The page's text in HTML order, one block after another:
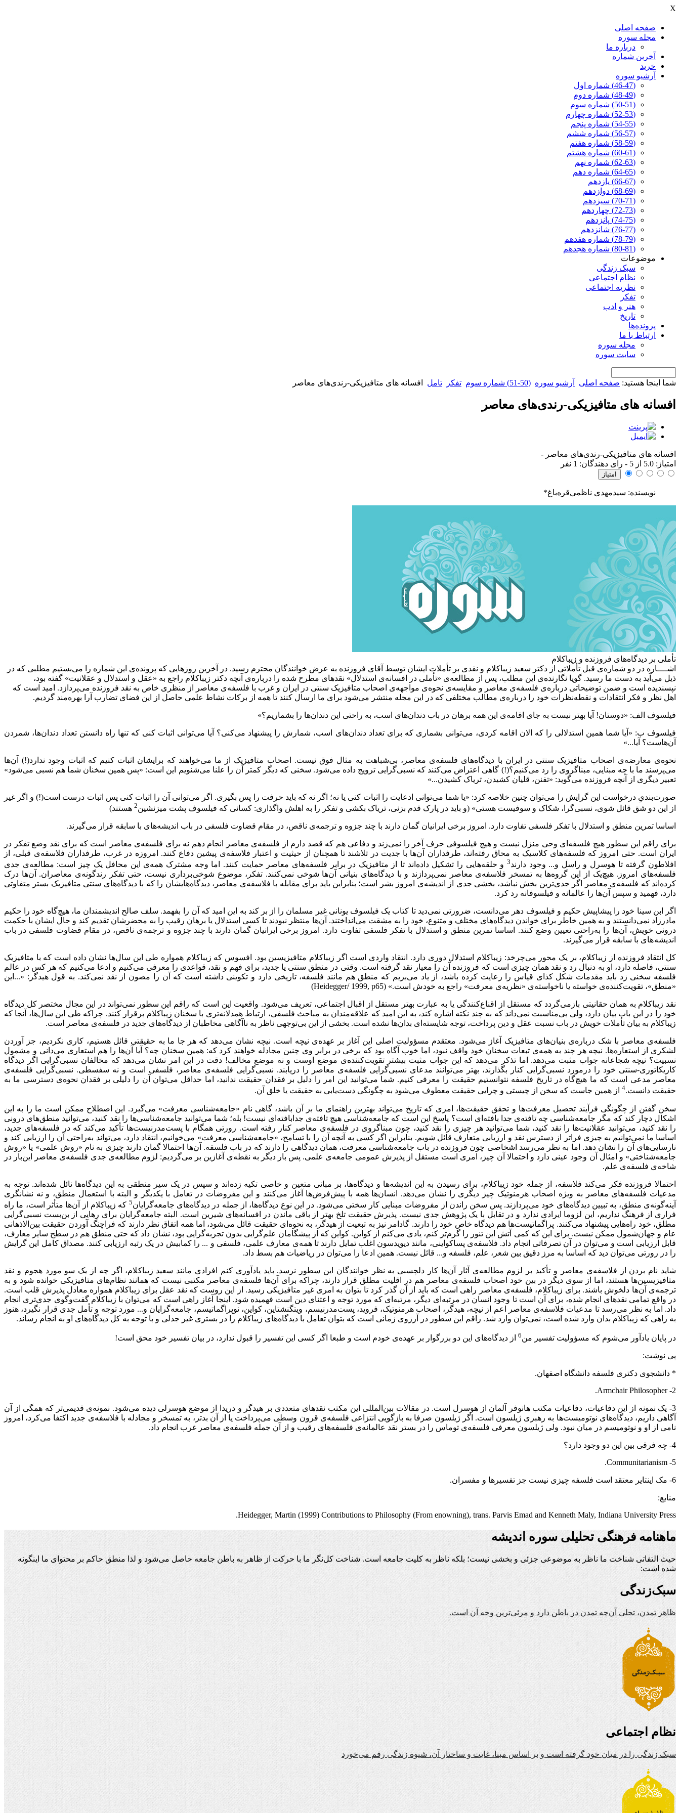
X
صفحه اصلی
مجله سوره
درباره ما
آخرين شماره
خرید
آرشیو سوره
(46-47) شماره اول
(48-49) شماره دوم
(50-51) شماره سوم
(52-53) شماره چهارم
(54-55) شماره پنجم
(56-57) شماره ششم
(58-59) شماره هفتم
(60-61) شماره هشتم
(62-63) شماره نهم
(64-65) شماره دهم
(66-67) یازدهم
(68-69) دوازدهم
(70-71) سیزدهم
(72-73) چهاردهم
(74-75) پانزدهم
(76-77) شانزدهم
(78-79) شماره هفدهم
(80-81) شماره هجدهم
موضوعات
سبک زندگی
نظام اجتماعی
نظریه اجتماعی
تفکر
هنر و ادب
تاریخ
پرونده‌ها
ارتباط با ما
مجله سوره
سایت سوره
شما اینجا هستید: صفحه اصلی آرشیو سوره (50-51) شماره سوم تفکر تامل افسانه های متافیزیکی-رندی‌های معاصر
افسانه های متافیزیکی-رندی‌های معاصر
افسانه های متافیزیکی-رندی‌های معاصر -
امتياز: 5.0 از 5 - رای دهندگان: 1 نفر
نویسنده: سیدمهدی ناظمی‌قره‌باغ*
تأملی بر دیدگاه‌های فروزنده و زیباکلام
اشــــاره در دو شماره‌ی قبل تأملاتی از دکتر سعید زیباکلام و نقدی بر تأملات ایشان توسط آقای فروزنده به عرض خوانندگان محترم رسید. در آخرین روزهایی که پرونده‌ی این شماره را می‌بستیم مطلبی که در
ذیل می‌آید به دست ما رسید. گویا نگارنده‌ی این مطلب، پس از مطالعه‌ی «تأملی در افسانه‌ی استدلال» نقدهای مطرح شده را درباره‌ی آنچه دکتر زیباکلام راجع به «عقل و استدلال و عقلانیت» گفته بود،
نپسندیده است و ضمن توضیحاتی درباره‌ی فلسفه‌ی معاصر و مقایسه‌ی نحوه‌ی مواجهه‌ی اصحاب متافیزیک سنتی در ایران و غرب با فلسفه‌ی معاصر از منظری خاص به نقد فروزنده می‌پردازد. امید است که
اهل نظر و فکر انتقادات و نقطه‌نظرات خود را درباره‌ی‌ مطالب مختلفی که در این مجله منتشر می‌شود برای ما ارسال کنند تا همه از برکات نشاط علمی حاصل از این فضای تضارب آرا بهره‌مند گردیم.
فیلسوف الف: «دوستان! آیا بهتر نیست به جای اقامه‌ی این همه برهان در باب دندان‌های اسب، به راحتی این دندان‌ها را بشماریم؟»
فیلسوف ب: «آیا شما همین استدلالی را که الان اقامه کردی، می‌توانی بشماری که برای تعداد دندان‌های اسب، شمارش را پیشنهاد می‌کنی؟ آیا می‌توانی اثبات کنی که تنها راه دانستن تعداد دندان‌ها، شمردن
آن‌هاست؟ آیا...»
نحوه‌ی معارضه‌ی اصحاب متافیزیک سنتی در ایران با دیدگاه‌های فلسفه‌ی معاصر، بی‌شباهت به مثال فوق نیست. اصحاب متافیزیک از ما می‌خواهند که برایشان اثبات کنیم که اثبات وجود ندارد(!) آن‌ها
می‌پرسند ما با چه مبنایی، مبناگروی را رد می‌کنیم؟(!) گاهی اعتراض می‌کنند که نسبی‌گرایی ترویج داده می‌شود. سخنی که دیگر کمتر آن را علنا می‌شنویم این است: «پس همین سخنان شما هم نسبی می‌شود»
تعبیر دیگری از آنچه فروزنده می‌گوید: «تفنن، قلیان کشیدن، تریاک کشیدن...»
صورت‌بندیِ درخواست این گرایش را می‌توان چنین خلاصه کرد: «یا شما می‌توانی ادعایت را اثبات کنی یا نه؛ اگر نه که باید حرفت را پس بگیری. اگر می‌توانی آن را اثبات کنی پس اثبات درست است(!) و اگر غیر
از این دو شق قائل شوی، نسبی‌گرا، شکاک و سوفیست هستی» (و باید در پارک قدم بزنی، تریاک بکشی و تفکر را به اهلش واگذاری: کسانی که فیلسوف پشت میزنشین2 هستند)
اساسا تمرین منطق و استدلال با تفکر فلسفی تفاوت دارد. امروز برخی ایرانیان گمان دارند با چند جزوه و ترجمه‌ی ناقص، در مقام قضاوت فلسفی در باب اندیشه‌های با سابقه قرار می‌گیرند.
برای راقم این سطور هیچ فلسفه‌ای وحی منزل نیست و هیچ فیلسوفی حرف آخر را نمی‌زند و دفاعی هم که قصد دارم از فلسفه‌ی معاصر انجام دهم نه برای فلسفه‌ی معاصر است که برای نقد وضع تفکر در
ایران است. حتی امروز که فلسفه‌های کلاسیک به محاق رفته‌اند، طرفداران آن‌ها با جدیت در تلاشند تا همچنان از حیثیت و اعتبار فلاسفه‌ی پیشین دفاع کنند. امروزه در غرب، طرفداران فلاسفه‌ی قبلی، از
افلاطون گرفته تا هوسرل و راسل و... وجود دارند3 و حلقه‌هایی را تشکیل داده‌اند تا از متافیزیک در برابر فلسفه‌های معاصر حمایت کنند. اما وجه مشترک همه‌ی این محافل یک چیز است: مطالعه‌ی جدی
فلسفه‌های امروز. هیچ‌یک از این گروه‌ها به تمسخر فلاسفه‌ی معاصر نمی‌پردازند و با دیدگاه‌های بنیانی آن‌ها شوخی نمی‌کنند. تفکر، موضوع شوخی‌برداری نیست، حتی تفکر رندگونه‌ی معاصران. آن‌ها درک
کرده‌اند که فلسفه‌ی معاصر اگر جدی‌ترین بخش نباشد، بخشی جدی از اندیشه‌ی امروز بشر است؛ بنابراین باید برای مقابله با فلاسفه‌ی معاصر، دیدگاه‌هایشان را که با دیدگاه‌های سنتی متافیزیک بستر متفاوتی
دارد، فهمید و سپس آ‌ن‌ها را عالمانه و فیلسوفانه رد کرد.
اگر ابن‌ سینا خود را پیشاپیش حکیم و فیلسوف دهر می‌دانست، ضرورتی نمی‌دید تا کتاب یک فیلسوف یونانی غیر مسلمان را از بر کند به این امید که آن را بفهمد. سلف صالح اندیشمندان ما، هیچ‌گاه خود را حکیم
مادرزاد نمی‌دانستند و به همین خاطر برای خواندن دیدگاه‌های مختلف و متنوع، خود را به مشقت می‌انداختند. آن‌ها منتظر نبودند تا کسی استدلال یا برهان رقیب را به محضرشان تقدیم کند و حال ایشان با حکمت
درونی خویش، آن‌ها را به‌راحتی تعیین وضع کنند. اساسا تمرین منطق و استدلال با تفکر فلسفی تفاوت دارد. امروز برخی ایرانیان گمان دارند با چند جزوه و ترجمه‌ی ناقص، در مقام قضاوت فلسفی در باب
اندیشه های با سابقه قرار می‌گیرند.
کل انتقاد فروزنده از زیباکلام، بر یک محور می‌چرخد: زیباکلام استدلال دوری دارد. انتقاد واردی است اگر زیباکلام متافیزیسین بود. افسوس که زیباکلام همواره طی این سال‌ها نشان داده است که با متافیزیک
سنتی، فاصله دارد، او به دنبال رد و نقد همان چیزی است که فروزنده آن را معیار نقد گرفته است. وقتی در منطق سنتی یا جدید، برای فهم و نقد، قواعدی را معرفی می‌کنیم و ادعا می‌کنیم که هر کس در عالم
فلسفه سخنی زد باید مقدمات شکل کذای قیاس را رعایت کرده باشد، از یاد می‌بریم که منطق هم مانند فلسفه، تاریخی دارد و تکوینی داشته است که آن را مصون از نقد نمی‌کند. به قول هیدگر: «...این
«منطق»، تقویت‌کننده‌ی خواسته یا ناخواسته‌ی «نظریه‌ی معرفت» راجع به خودش است.» (Heidegger/ 1999, p65
)
نقد زیباکلام به همان حقانیتی بازمی‌گردد که مستقل از اقناع‌کنندگی یا به عبارت بهتر مستقل از اقبال اجتماعی، تعریف می‌شود. واقعیت این است که راقم این سطور نمی‌تواند در این مجال مختصر کل دیدگاه
خود را در این باب بیان دارد، ولی بی‌مناسبت نمی‌داند که به چند نکته اشاره کند، به این امید که علاقه‌مندان به مباحث فلسفی، ارتباط همدلانه‌تری با سخنان زیباکلام برقرار کنند. چراکه طی این سال‌ها، آنجا که
زیباکلام به بیان تأملات خویش در باب نسبت عقل و دین پرداخت، توجه شایسته‌ای بدان‌ها نشده است. بخشی از این بی‌توجهی ناظر به ناآگاهی مخاطبان از دیدگاه‌های جدید در فلسفه‌ی معاصر است.
فلسفه‌ی معاصر با شک درباره‌ی بنیان‌های متافیزیک آغاز می‌شود. معتقدم مسؤولیت اصلی این آغاز بر عهده‌ی نیچه است. نیچه نشان می‌دهد که هر جا ما به حقیقتی قائل هستیم، کاری نکردیم، جز آوردن
لشکری از استعاره‌ها. نیچه هر چند به همه‌ی تبعات سخنان خود واقف نبود، اما خوب آگاه بود که برخی در برابر وی چنین مجادله خواهند کرد که: همین سخنان چه؟ آیا آن‌ها را هم استعاری می‌دانی و مشمول
نسبیت؟ نیچه شجاعانه جواب مثبت می‌دهد. اما تذکر می‌دهد که این جواب مثبت بیشتر تقویت‌کننده‌ی موضع اوست و نه موضع مخالف! دقت در این امر نشان می‌دهد که مخالفان نسبی‌گرایی اگر دیدگاه
کاریکاتوری-سنتی خود را درمورد نسبی‌گرایی کنار بگذارند، بهتر می‌توانند مدعای نسبی‌گرایی فلسفه‌ی معاصر را دریابند. نسبی‌گرایی فلسفه‌ی معاصر، فلسفی است و نه سفسطی. نسبی‌گرایی فلسفه‌ی
معاصر مدعی است که ما هیچ‌گاه در تاریخ فلسفه نتوانستیم حقیقت را معرفی کنیم. شما می‌توانید این امر را دلیل بر فقدان حقیقت ندانید، اما حداقل می‌توان آن را دلیلی بر فقدان نحوه‌ی دسترسی ما به
حقیقت دانست.4 از همین جاست که سخن از چیستی و چرایی حقیقت معطوف می‌شود به چگونگی دست‌یابی به حقیقت یا خلق آن.
سخن گفتن از چگونگی فرآیند تحصیل معرفت‌ها و تحقق حقیقت‌ها، امری که تاریخ می‌تواند بهترین راهنمای ما بر آن باشد، گاهی نام «جامعه‌شناسی معرفت» می‌گیرد. این اصطلاح ممکن است ما را به این
اشکال دچار کند که مگر جامعه‌شناسی چه تافته‌ی جدا بافته‌ای است؟ پاسخ این است که جامعه‌شناسی هیچ تافته‌ی جدابافته‌ای نیست! بله؛ شما می‌توانید جامعه‌شناسی‌ها را نقد کنید، می‌توانید منطق‌های درونی
را نقد کنید، می‌توانید عقلانیت‌ها را نقد کنید، شما می‌توانید هر چیزی را نقد کنید، چون مبناگروی در فلسفه‌ی معاصر کنار رفته است. رورتی همگام با پست‌مدرنیست‌ها تأکید می‌کند که در فلسفه‌های جدید،
اساسا ما نمی‌توانیم به چیزی فراتر از دسترس نقد و ارزیابی متعارف قائل شویم. بنابراین اگر کسی به آنچه آن را با تسامح، «جامعه‌شناسی معرفت» می‌خوانیم، انتقاد دارد، می‌تواند به‌راحتی آن را ارزیابی کند و
نارسایی‌های آن را نشان دهد. اما به نظر می‌رسد اشخاصی چون فروزنده در باب جامعه‌شناسی معرفت، همان دیدگاهی را دارند که در باب فلسفه. آن‌ها احتمالا گمان دارند چیزی به نام «روش علمی» یا «روش
جامعه‌شناختی» و امثال آن وجود عینی دارد و احتمالا آن چیز، امری است مستقل از پذیرش عمومی جامعه‌ی علمی. پس بار دیگر به نقطه‌ی آغازین بر می‌گردیم: لزوم مطالعه‌ی جدی فلسفه‌ی معاصر این‌بار در
شاخه‌ی فلسفه‌ی علم.
احتمالا فروزنده فکر می‌کند فلاسفه، از جمله خود زیباکلام، برای رسیدن به این اندیشه‌ها و دیدگاه‌ها، بر مبانی متعین و خاصی تکیه زده‌اند و سپس در یک سیر منطقی به این دیدگاه‌ها نائل شده‌اند. توجه به
مدعیات فلسفه‌های معاصر به ویژه اصحاب هرمنوتیک چیز دیگری را نشان می‌دهد. انسان‌ها همه با پیش‌فرض‌ها آغاز می‌کنند و این مفروضات در تعامل با یکدیگر و البته با استعمال منطق، و نه نشانگری
آینه‌گونه‌ی منطق، به تبیین دیدگاه‌های خود می‌پردازند. پس سخن راندن از مفروضات مبنایی کار سختی می‌شود. در این نوع دیدگاه‌ها، از جمله در دیدگاه‌های جامعه‌گرایان5 که زیباکلام از آن‌ها متأثر است، ما راه
فراری از فرهنگ نداریم، این لزوما ایرادی ندارد و در تقابل با یک پژوهش جدی نیست. پذیرش حقیقت تلخ بهتر از باقی ماندن در افسانه‌های شیرین است. البته جامعه‌گرایان برای رهایی از بن‌بست نسبی‌گرایی
مطلق، خود راه‌هایی پیشنهاد می‌کنند. پراگماتیست‌ها هم دیدگاه خاص خود را دارند. گادامر نیز به تبعیت از هیدگر، به نحوه‌ای حقیقت قائل می‌شود، اما همه اتفاق نظر دارند که فراچنگ آوردن حقیقت بین‌الاذهانی
عام و جهان‌شمول ممکن نیست. برای این که کمی آتش این تنور را گرم‌تر کنم، یادی می‌کنم از کواین. کواین که از پیشگامان علم‌گرایی بدون تجربه‌گرایی بود، نشان داد که حتی منطق هم در سطح سایر معارف،
قابل ارزیابی است و می‌توان در آن تصرفاتی انجام داد. فلاسفه‌ی پساکواینی، مانند دیویدسون اغلب تمایل دارند تا همه‌ی معارف علمی، فلسفی و ... را کمابیش در یک رتبه ارزیابی کنند. مصداق کامل این گرایش
را در رورتی می‌توان دید که اساسا به مرز دقیق بین شعر، علم، فلسفه و... قائل نیست. همین ادعا را می‌توان در ریاضیات هم بسط داد.
شاید نام بردن از فلاسفه‌ی معاصر و تأکید بر لزوم مطالعه‌ی آثار آن‌ها کار دلچسبی به نظر خوانندگان این سطور نرسد. باید یادآوری کنم افرادی مانند سعید زیباکلام، اگر چه از یک سو مورد هجوم و نقد
متافیزیسین‌ها هستند، اما از سوی دیگر در بین خود اصحاب فلسفه‌ی معاصر هم در اقلیت مطلق قرار دارند، چراکه برای آن‌ها فلسفه‌ی معاصر مکتبی نیست که همانند نظام‌های متافیزیکی خوانده شود و به
ترجمه‌ی آن‌ها دلخوش باشند. برای زیباکلام، فلسفه‌ی معاصر راهی است که باید از آن گذر کرد تا بتوان به امری غیر متافیزیکی رسید. از این روست که نقد عقل برای زیباکلام همواره معادل پذیرش قلب است.
در واقع تمامی نقدهای انجام شده، برای آن است تا وجود انسان در مرتبه‌ای دیگر، مرتبه‌ای که مورد توجه و اعتنای دین است فهمیده شود. اینجا آغاز راهی است که می‌توان با زیباکلام گفت‌وگوی جدی‌تری انجام
داد. اما به نظر می‌رسد تا مدعیات فلاسفه‌ی معاصر اعم از نیچه، هیدگر، اصحاب هرمنوتیک، فروید، پست‌مدرنیسم، ویتگنشتاین، کواین، نوپراگماتیسم، جامعه‌گرایان و... مورد توجه و تأمل جدی قرار نگیرد، هنوز
به راهی که زیباکلام بدان وارد شده است، نمی‌توان وارد شد. راقم این سطور در آرزوی زمانی است که بتوان تعامل با دیدگاه‌های زیباکلام را در بستری غیر جدلی و با توجه به کل دیدگاه‌های او به انجام رساند.
در پایان یادآور می‌شوم که مسؤولیت تفسیر من6 از دیدگاه‌های این دو بزرگوار بر عهده‌ی خودم است و طبعا اگر کسی این تفسیر را قبول ندارد، در بیان تفسیر خود محق است!
پی نوشت:
* دانشجوی دکتری فلسفه دانشگاه اصفهان.
2-
Armchair Philosopher
.
3- یک نمونه از این دفاعیات، دفاعیات مکتب هانوفر آلمان از هوسرل است. در مقالات بین‌المللی این مکتب نقدهای متعددی بر هیدگر و دریدا از موضع هوسرلی دیده می‌شود. نمونه‌ی قدیمی‌تر که همگی از آن
آگاهی داریم، دیدگاه‌های نوتومیست‌ها به رهبری ژیلسون است. اگر ژیلسون صرفا به بازگویی انتزاعی فلسفه‌ی قرون وسطی می‌پرداخت یا از آن بدتر، به تمسخر و مجادله با فلاسفه‌ی جدید اکتفا می‌کرد، امروز
نامی از او و نوتومیسم در میان نبود. ولی ژیلسون معرفی فلسفه‌ی توماس را در بستر نقد عالمانه‌ی فلسفه‌های رقیب و از آن جمله فلسفه‌ی معاصر غرب انجام داد.
4- چه فرقی بین این دو وجود دارد؟
5-
Communitarianism
.
6- مک اینتایر معتقد است فلسفه چیزی نیست جز تفسیرها و مفسران.
منابع:
Heidegger, Martin (1999) Contributions to Philosophy (From enowning), trans. Parvis Emad and Kenneth Maly, Indiana University Press
.
ماهنامه فرهنگی تحلیلی سوره اندیشه
حیث التفاتی شناخت ما ناظر به موضوعی جزئی و بخشی نیست؛ بلکه ناظر به کلیت جامعه است. شناخت کل‌نگر ما با حرکت از ظاهر به باطن جامعه حاصل می‌شود و لذا منطق حاکم بر محتوای ما اینگونه
شده است:
سبک‌زندگی
ظاهر تمدن، تجلی آن‌چه تمدن در باطن دارد و مرئی‌ترین وجه آن است.
نظام اجتماعی
سبک زندگی را در میان خود گرفته است و بر اساس مبنا، غایت و ساختار آن، شیوه زندگی رقم می‌خورد